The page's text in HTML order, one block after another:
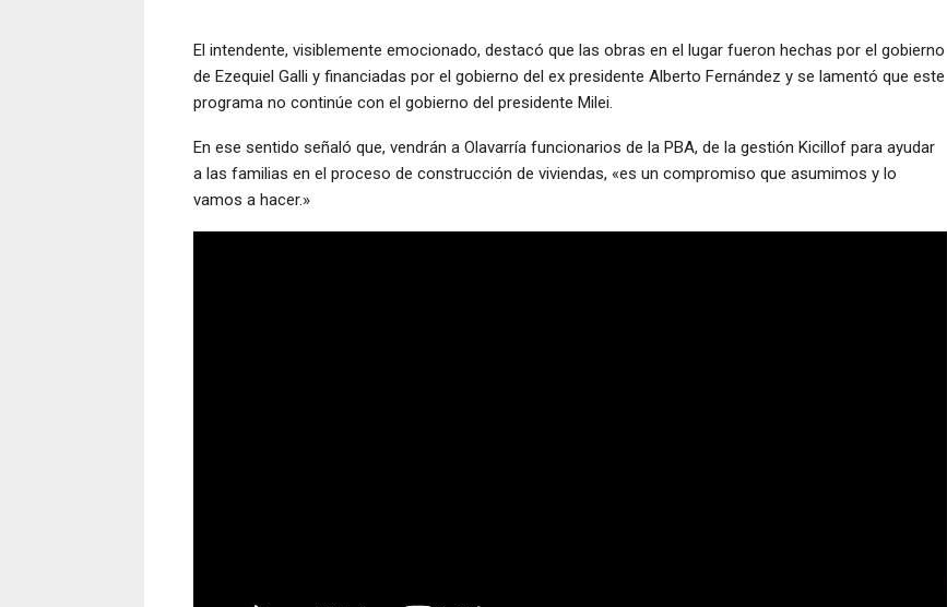
El intendente, visiblemente emocionado, destacó que las obras en el lugar fueron hechas por el gobierno
de Ezequiel Galli y financiadas por el gobierno del ex presidente Alberto Fernández y se lamentó que este
programa no continúe con el gobierno del presidente Milei.
En ese sentido señaló que, vendrán a Olavarría funcionarios de la PBA, de la gestión Kicillof para ayudar
a las familias en el proceso de construcción de viviendas, «es un compromiso que asumimos y lo
vamos a hacer.»